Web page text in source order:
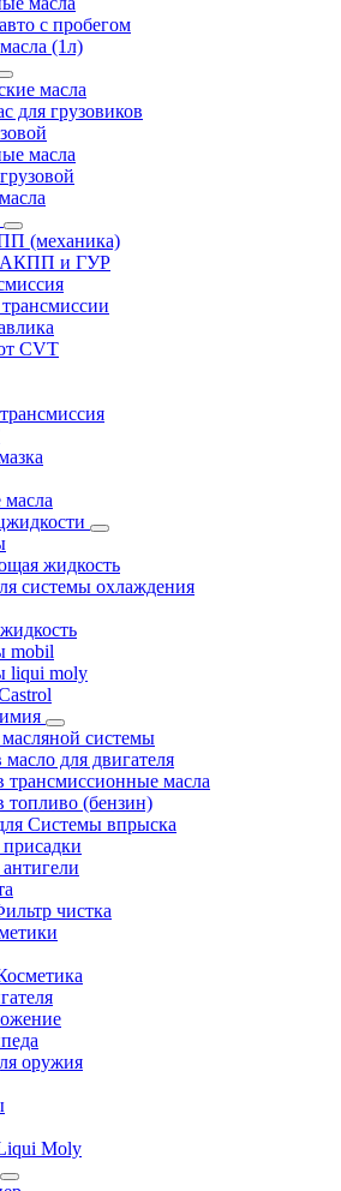
с пробегом
(1л)
масла
для грузовиков
масла
(механика)
АКПП и ГУР
CVT
жидкость
системы охлаждения
mobil
liqui moly
системы
для двигателя
трансмиссионные масла
топливо (бензин)
Системы впрыска
чистка
оружия
Moly